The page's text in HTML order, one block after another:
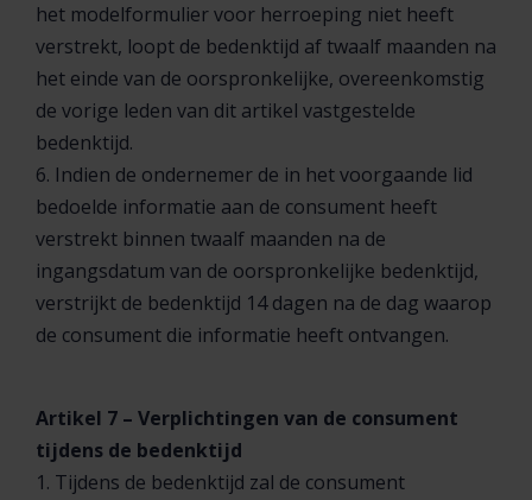
het modelformulier voor herroeping niet heeft
verstrekt, loopt de bedenktijd af twaalf maanden na
het einde van de oorspronkelijke, overeenkomstig
de vorige leden van dit artikel vastgestelde
bedenktijd.
6. Indien de ondernemer de in het voorgaande lid
bedoelde informatie aan de consument heeft
verstrekt binnen twaalf maanden na de
ingangsdatum van de oorspronkelijke bedenktijd,
verstrijkt de bedenktijd 14 dagen na de dag waarop
de consument die informatie heeft ontvangen.
Artikel 7 – Verplichtingen van de consument
tijdens de bedenktijd
1. Tijdens de bedenktijd zal de consument